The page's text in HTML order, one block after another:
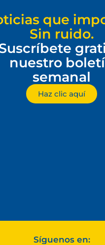
que
Sin ruido.
nuestro
semanal
Haz clic aquí
Síguenos en: